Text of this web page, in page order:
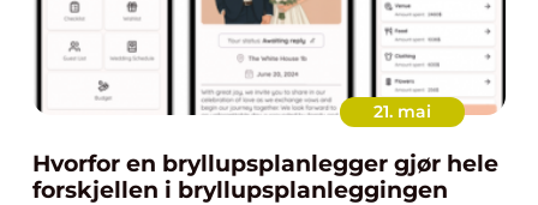
21. mai
Hvorfor en bryllupsplanlegger gjør hele
forskjellen i bryllupsplanleggingen